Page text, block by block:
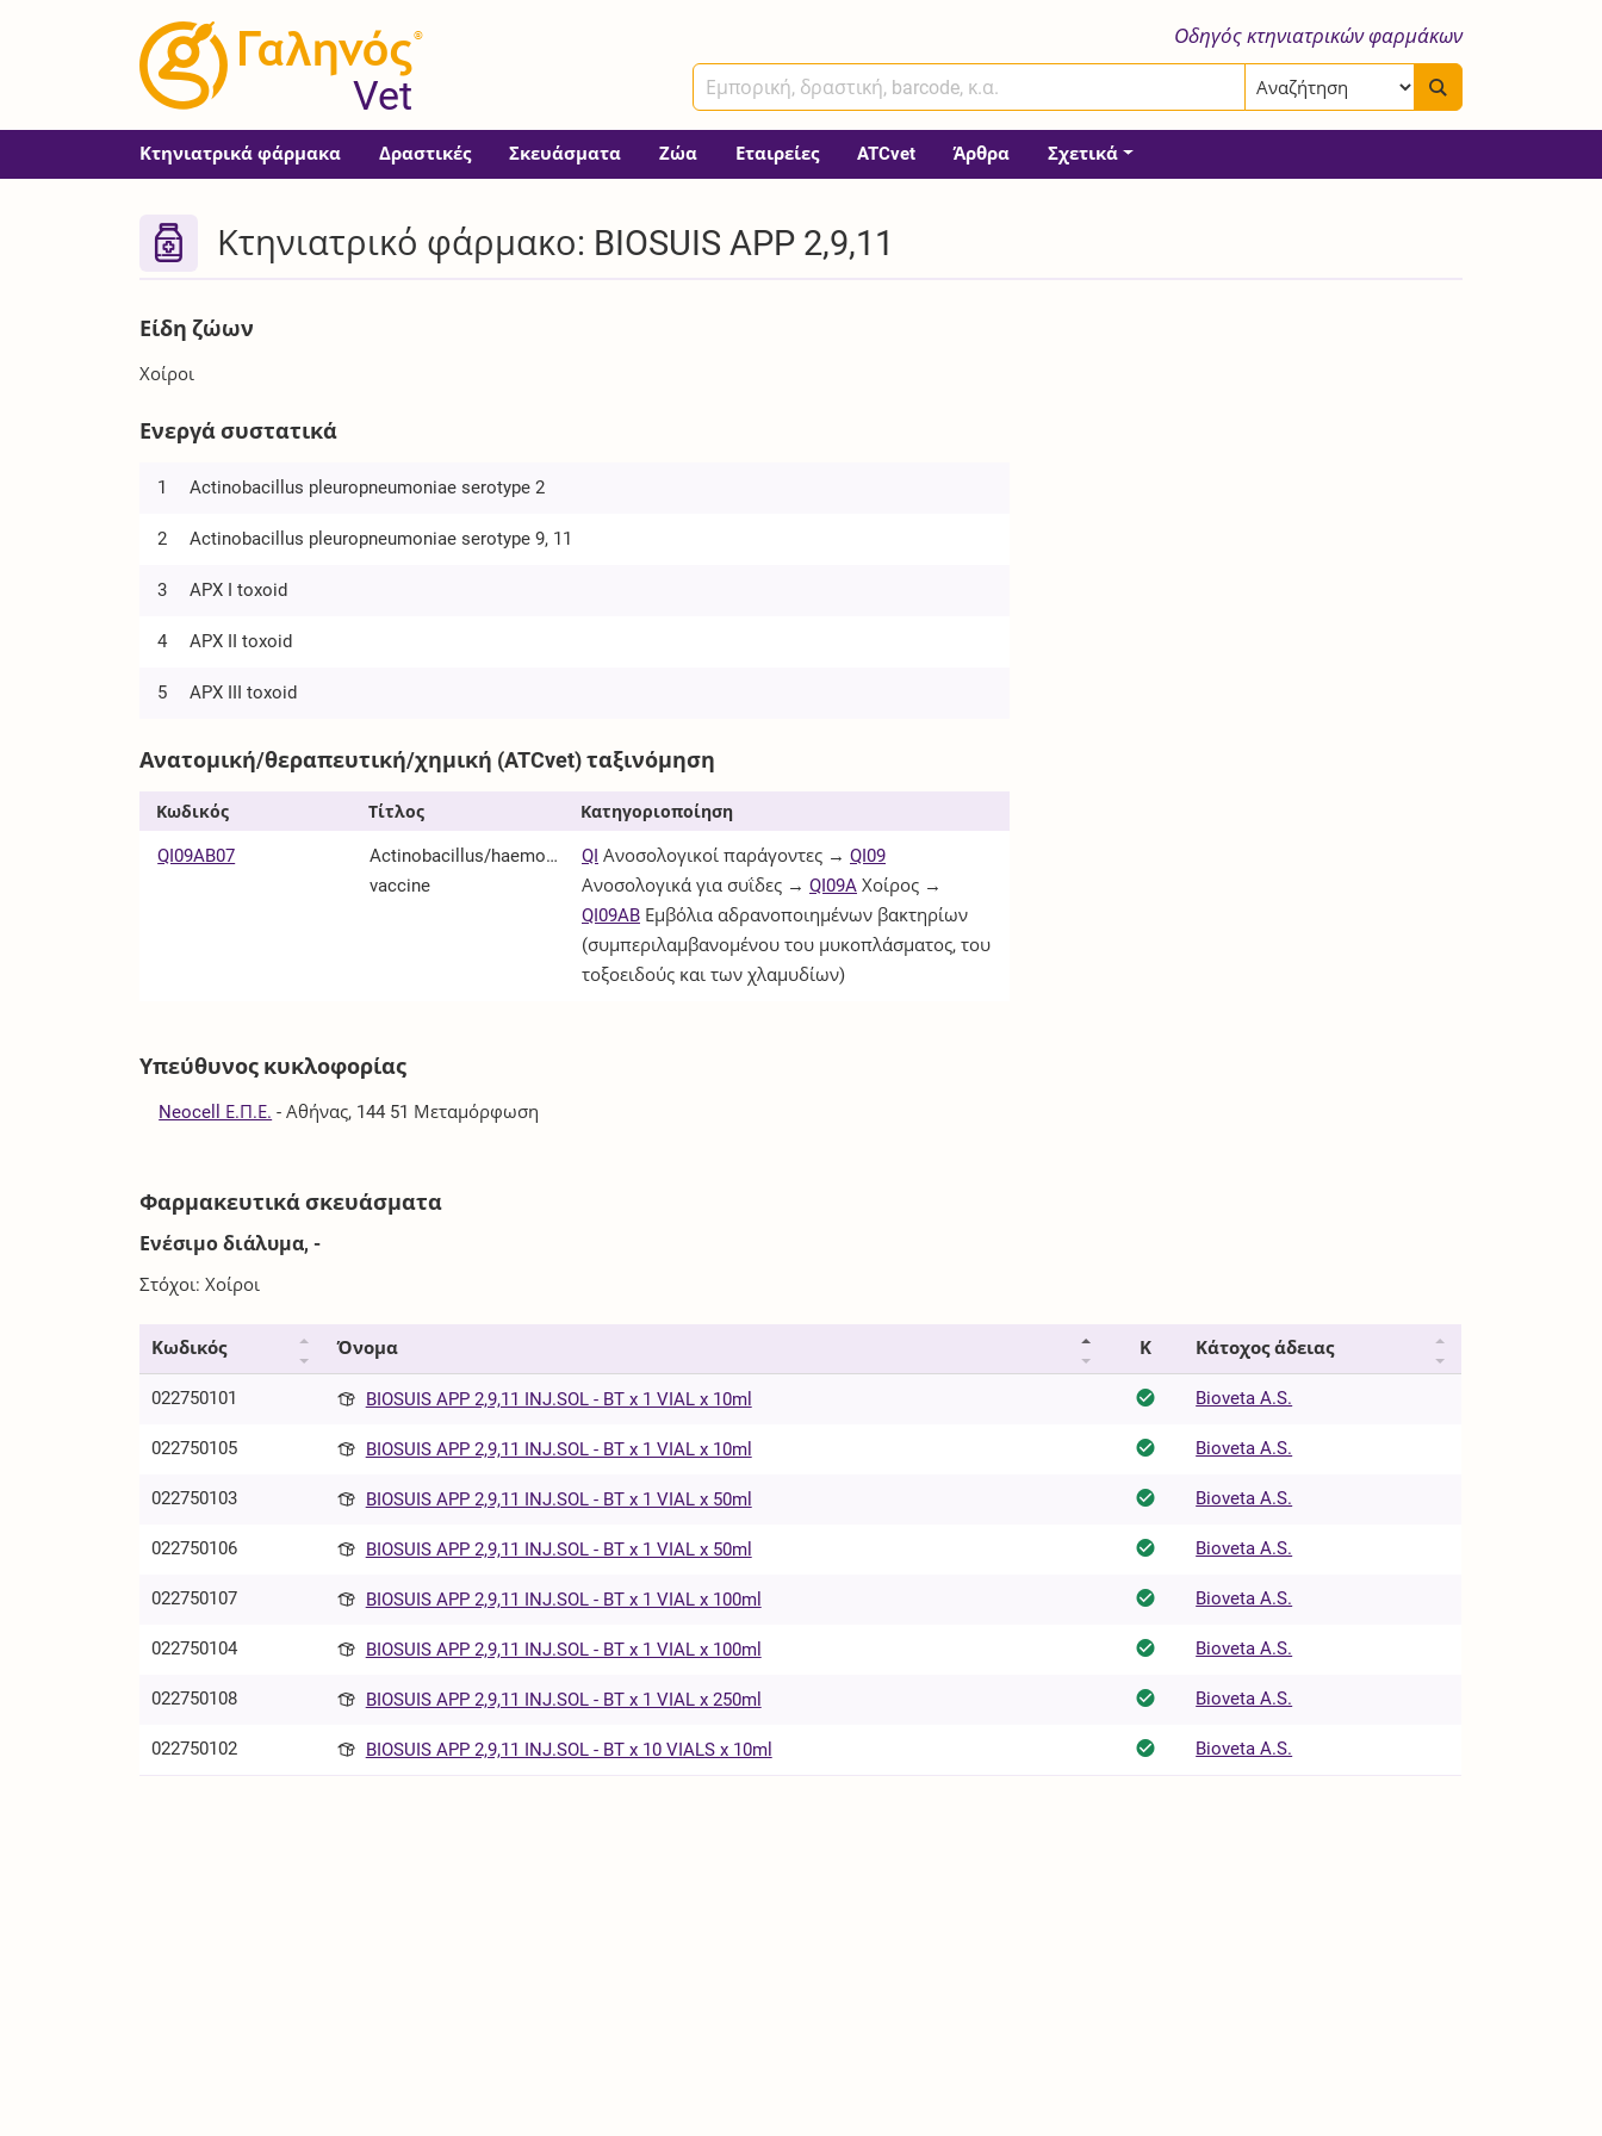
®
Vet
Οδηγός κτηνιατρικών φαρμάκων
Κτηνιατρικά φάρμακα Δραστικές Σκευάσματα Ζώα Εταιρείες ATCvet Άρθρα Σχετικά
Κτηνιατρικό φάρμακο: BIOSUIS APP 2,9,11
Είδη ζώων
Χοίροι
Ενεργά συστατικά
1 Actinobacillus pleuropneumoniae serotype 2
2 Actinobacillus pleuropneumoniae serotype 9, 11
3 APX I toxoid
4 APX II toxoid
5 APX III toxoid
Ανατομική/θεραπευτική/χημική (ATCvet) ταξινόμηση
Κωδικός Τίτλος Κατηγοριοποίηση
QI09AB07
Actinobacillus/haemophilus
vaccine
QI Ανοσολογικοί παράγοντες → QI09
Ανοσολογικά για συΐδες → QI09A Χοίρος →
QI09AB Εμβόλια αδρανοποιημένων βακτηρίων
(συμπεριλαμβανομένου του μυκοπλάσματος, του
τοξοειδούς και των χλαμυδίων)
Υπεύθυνος κυκλοφορίας
Neocell Ε.Π.Ε. -Αθήνας, 144 51 Μεταμόρφωση
Φαρμακευτικά σκευάσματα
Ενέσιμο διάλυμα, -
Στόχοι: Χοίροι
Κωδικός Όνομα Κ Κάτοχος άδειας
022750101 BIOSUIS APP 2,9,11 INJ.SOL - BT x 1 VIAL x 10ml Bioveta A.S.
022750105 BIOSUIS APP 2,9,11 INJ.SOL - BT x 1 VIAL x 10ml Bioveta A.S.
022750103 BIOSUIS APP 2,9,11 INJ.SOL - BT x 1 VIAL x 50ml Bioveta A.S.
022750106 BIOSUIS APP 2,9,11 INJ.SOL - BT x 1 VIAL x 50ml Bioveta A.S.
022750107 BIOSUIS APP 2,9,11 INJ.SOL - BT x 1 VIAL x 100ml Bioveta A.S.
022750104 BIOSUIS APP 2,9,11 INJ.SOL - BT x 1 VIAL x 100ml Bioveta A.S.
022750108 BIOSUIS APP 2,9,11 INJ.SOL - BT x 1 VIAL x 250ml Bioveta A.S.
022750102 BIOSUIS APP 2,9,11 INJ.SOL - BT x 10 VIALS x 10ml Bioveta A.S.